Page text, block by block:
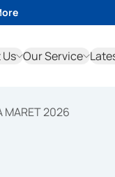
Our Service
MARET 2026